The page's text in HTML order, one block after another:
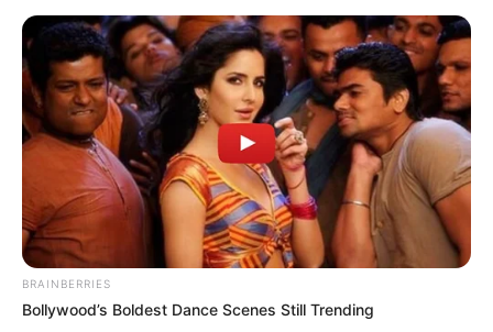
UNIRSE AL CANAL DE WHATSAPP
Daniel José Osorno Márquez, el joven que se hizo
tristemente célebre por acumular un extenso prontuario
de delitos de hurto en la ciudad de Barranquilla, fue
encontrado muerto en las últimas horas, colgado del
techo de uno de los baños de la Penitenciaría de El
Bosque en donde se encontraba recluido.
El interno, más conocido como alias ‘Pupileto’ se hizo
fotografías de los artículos y valiosos objetos que
BRAINBERRIES
Bollywood’s Boldest Dance Scenes Still Trending